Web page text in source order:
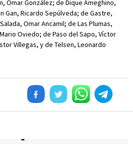
Omar González; de Dique Ameghino,
Gan, Ricardo Sepúlveda; de Gastre,
Omar Ancamil; de Las Plumas,
Oviedo; de Paso del Sapo, Víctor
Villegas, y de Telsen, Leonardo